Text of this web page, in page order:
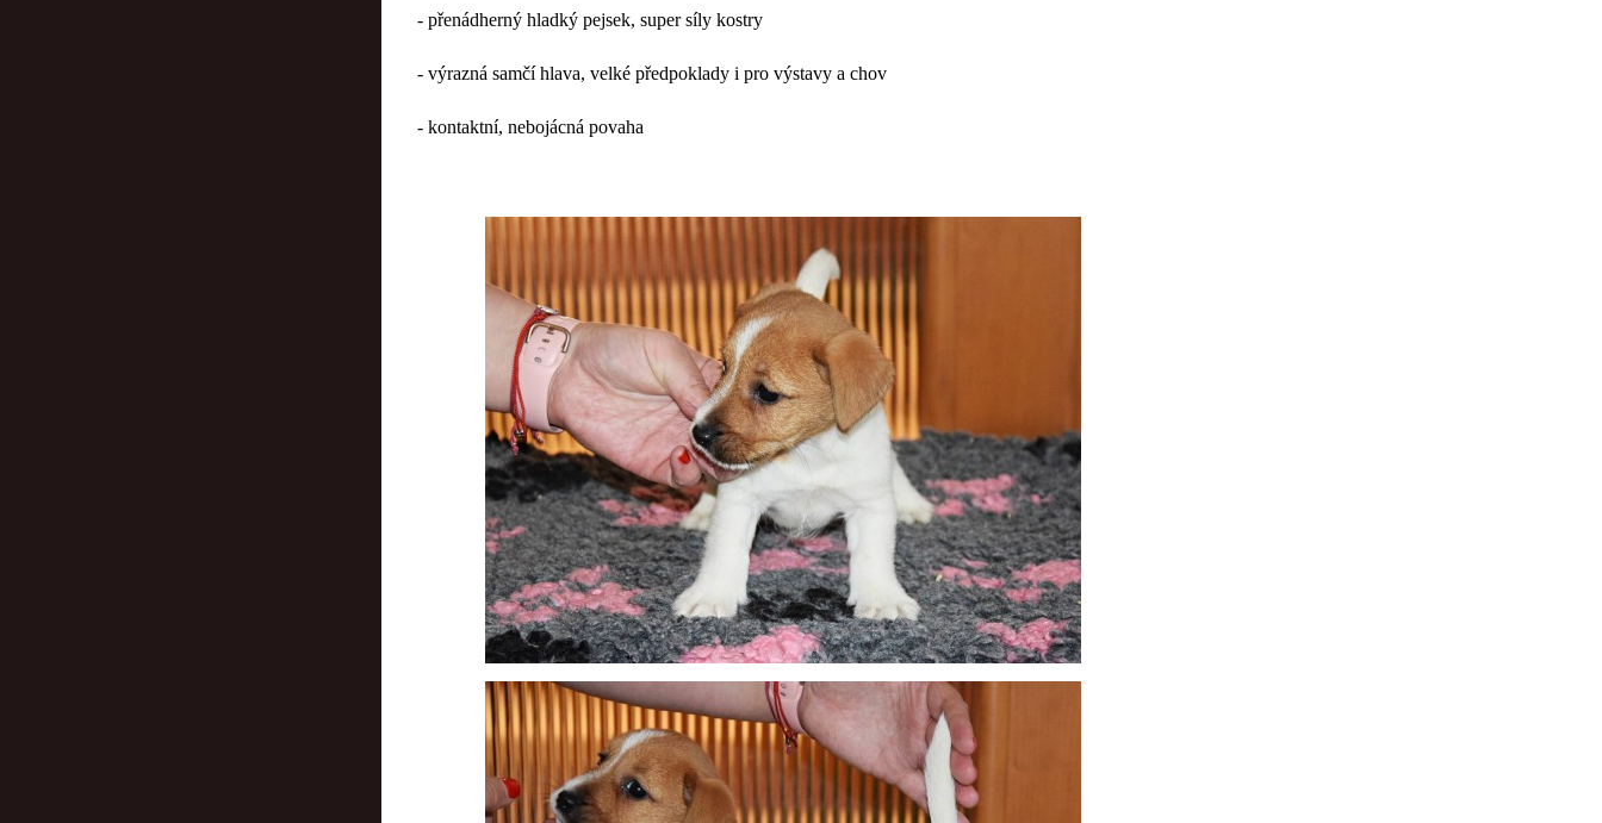
- přenádherný hladký pejsek, super síly kostry
- výrazná samčí hlava, velké předpoklady i pro výstavy a chov
- kontaktní, nebojácná povaha